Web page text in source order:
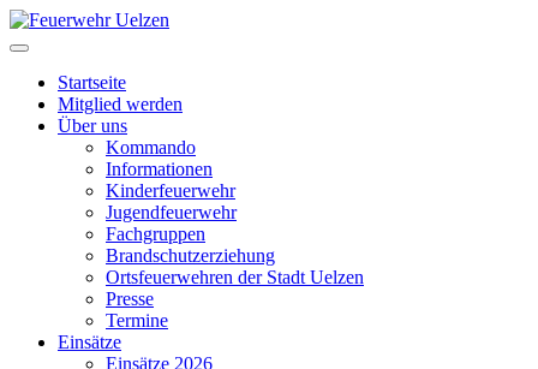
Startseite
Mitglied werden
Über uns
Kommando
Informationen
Kinderfeuerwehr
Jugendfeuerwehr
Fachgruppen
Brandschutzerziehung
Ortsfeuerwehren der Stadt Uelzen
Presse
Termine
Einsätze
Einsätze 2026